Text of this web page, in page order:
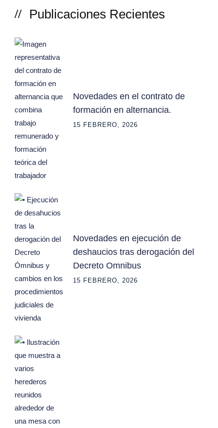
Publicaciones Recientes
Novedades en el contrato de
formación en alternancia.
15 FEBRERO, 2026
Novedades en ejecución de
deshaucios tras derogación del
Decreto Omnibus
15 FEBRERO, 2026